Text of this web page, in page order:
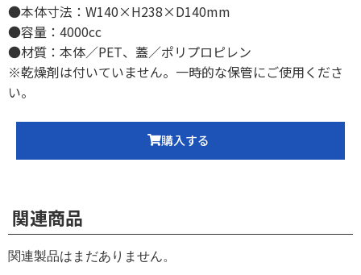
●本体寸法：W140×H238×D140mm
●容量：4000cc
●材質：本体／PET、蓋／ポリプロピレン
※乾燥剤は付いていません。一時的な保管にご使用くださ
い。
購入する
関連商品
関連製品はまだありません。